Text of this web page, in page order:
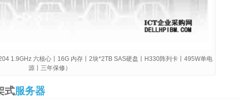
1.9GHz 六核心丨16G 内存丨2块*2TB SAS硬盘丨H330阵列卡丨495W单电
源丨三年保修）
式服务器